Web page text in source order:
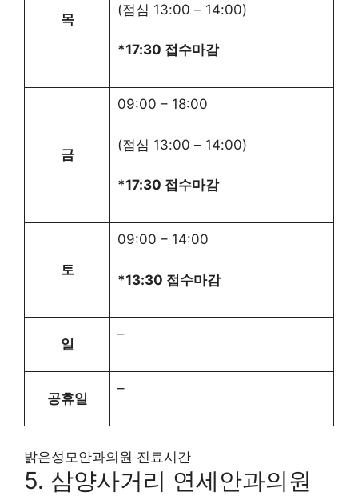
목
(점심 13:00 – 14:00)
*17:30 접수마감
금
09:00 – 18:00
(점심 13:00 – 14:00)
*17:30 접수마감
토
09:00 – 14:00
*13:30 접수마감
일
–
공휴일
–
밝은성모안과의원 진료시간
5. 삼양사거리 연세안과의원